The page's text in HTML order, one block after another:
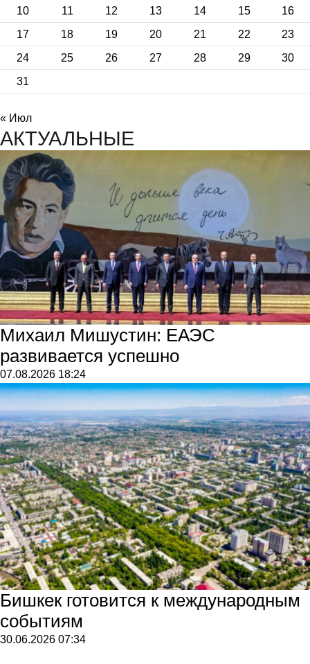
10
11 12 13 14 15
16
17
18 19 20 21 22
23
24
25 26 27 28 29
30
31
« Июл
АКТУАЛЬНЫЕ
Михаил Мишустин: ЕАЭС
развивается успешно
07.08.2026 18:24
Бишкек готовится к международным
событиям
30.06.2026 07:34